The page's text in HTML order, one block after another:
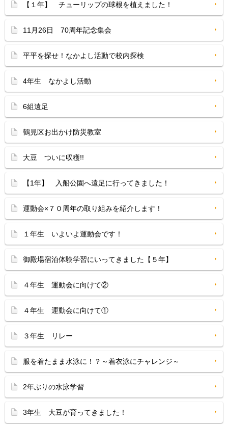
【１年】 チューリップの球根を植えました！
11月26日 70周年記念集会
平平を探せ！なかよし活動で校内探検
4年生 なかよし活動
6組遠足
鶴見区お出かけ防災教室
大豆 ついに収穫!!
【1年】 入船公園へ遠足に行ってきました！
運動会×７０周年の取り組みを紹介します！
１年生 いよいよ運動会です！
御殿場宿泊体験学習にいってきました【５年】
４年生 運動会に向けて②
４年生 運動会に向けて①
３年生 リレー
服を着たまま水泳に！？～着衣泳にチャレンジ～
2年ぶりの水泳学習
3年生 大豆が育ってきました！